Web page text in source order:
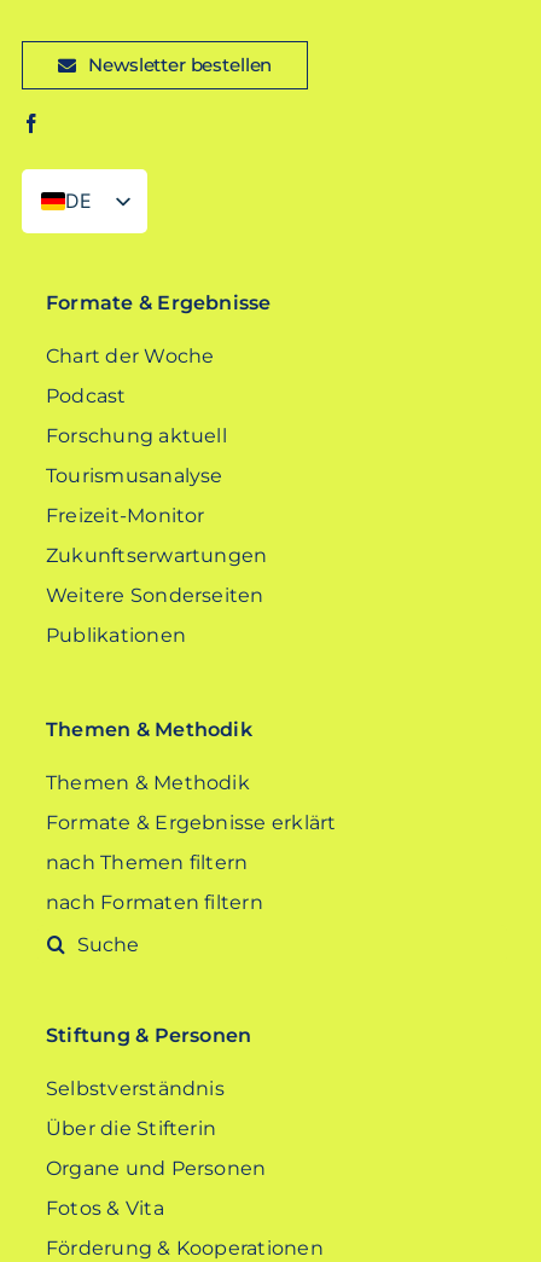
Newsletter bestellen
DE
EN
Formate & Ergebnisse
Chart der Woche
Podcast
Forschung aktuell
Tourismusanalyse
Freizeit-Monitor
Zukunftserwartungen
Weitere Sonderseiten
Publikationen
Themen & Methodik
Themen & Methodik
Formate & Ergebnisse erklärt
nach Themen filtern
nach Formaten filtern
Suche
Stiftung & Personen
Selbstverständnis
Über die Stifterin
Organe und Personen
Fotos & Vita
Förderung & Kooperationen